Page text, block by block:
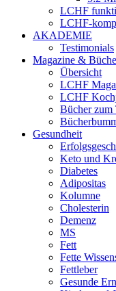
LCHF
LCHF-
AKADEMIE
Testimonials
Magazine &
Übersicht
LCHF
LCHF
Bücher
Gesundheit
Keto und
Diabetes
Adipositas
Kolumne
Cholesterin
Demenz
MS
Fett
Fette
Fettleber
Gesunde